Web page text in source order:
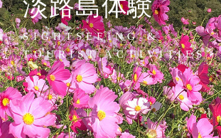
淡路島体験
SIGHTSEEING &
TOURIST ACTIVITIES